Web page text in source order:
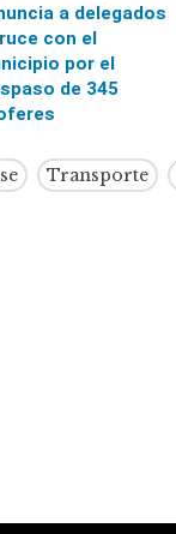
a delegados
con el
por el
de 345
Transporte